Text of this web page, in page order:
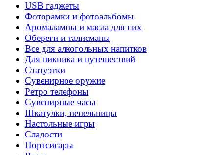
USB гаджеты
Фоторамки и фотоальбомы
Аромалампы и масла для них
Обереги и талисманы
Все для алкогольных напитков
Для пикника и путешествий
Статуэтки
Сувенирное оружие
Ретро телефоны
Сувенирные часы
Шкатулки, пепельницы
Настольные игры
Сладости
Портсигары